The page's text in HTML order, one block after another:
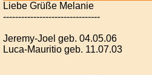
Liebe Grüße Melanie
--------------------------------
Jeremy-Joel geb. 04.05.06
Luca-Mauritio geb. 11.07.03